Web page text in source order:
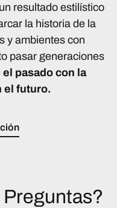
resultado estilístico
la historia de la
y ambientes con
pasar generaciones
pasado con la
el futuro.